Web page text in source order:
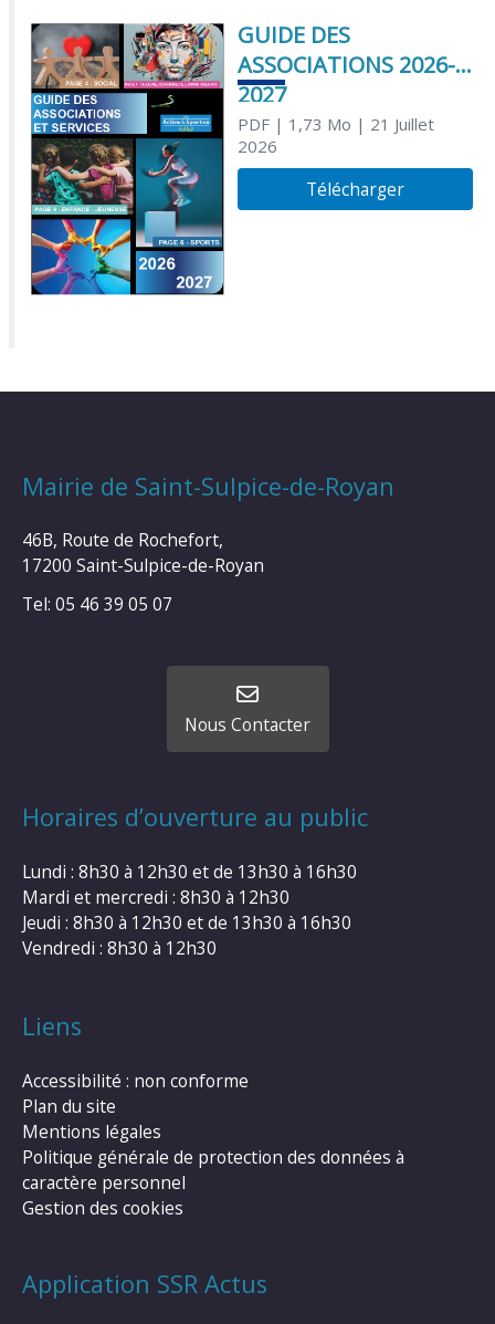
GUIDE DES
ASSOCIATIONS 2026-
2027
PDF| 1,73 Mo | 21 Juillet
2026
Télécharger
Mairie de Saint-Sulpice-de-Royan
46B, Route de Rochefort,
17200 Saint-Sulpice-de-Royan
Tel: 05 46 39 05 07
Nous Contacter
Horaires d’ouverture au public
Lundi : 8h30 à 12h30 et de 13h30 à 16h30
Mardi et mercredi : 8h30 à 12h30
Jeudi : 8h30 à 12h30 et de 13h30 à 16h30
Vendredi : 8h30 à 12h30
Liens
Accessibilité : non conforme
Plan du site
Mentions légales
Politique générale de protection des données à
caractère personnel
Gestion des cookies
Application SSR Actus